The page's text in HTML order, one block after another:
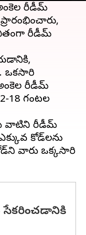
రీడీమ్
రీడీమ్
ఒకసారి
రీడీమ్
18 గంటల
వాటిని రీడీమ్
కోడ్‌లను
వారు ఒక్కసారి
సేకరించడానికి